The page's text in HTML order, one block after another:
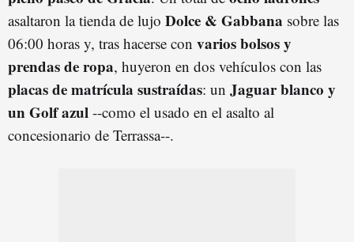
asaltaron la tienda de lujo Dolce & Gabbana sobre las
06:00 horas y, tras hacerse con varios bolsos y
prendas de ropa, huyeron en dos vehículos con las
placas de matrícula sustraídas: un Jaguar blanco y
un Golf azul --como el usado en el asalto al
concesionario de Terrassa--.